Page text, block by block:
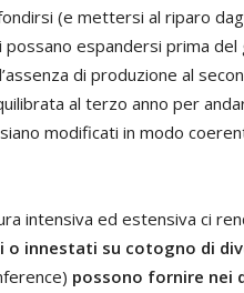
(e mettersi al riparo
espandersi prima
di produzione al
al terzo anno per
modificati in modo
intensiva ed estensiva ci
innestati su cotogno di
possono fornire nei